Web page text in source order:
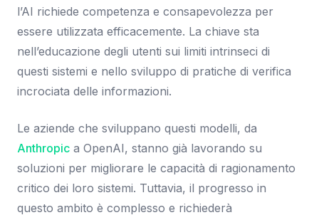
l’AI richiede competenza e consapevolezza per
essere utilizzata efficacemente. La chiave sta
nell’educazione degli utenti sui limiti intrinseci di
questi sistemi e nello sviluppo di pratiche di verifica
incrociata delle informazioni.
Le aziende che sviluppano questi modelli, da
Anthropic a OpenAI, stanno già lavorando su
soluzioni per migliorare le capacità di ragionamento
critico dei loro sistemi. Tuttavia, il progresso in
questo ambito è complesso e richiederà